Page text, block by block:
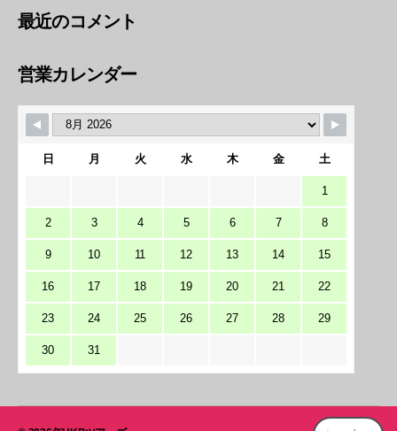
最近のコメント
営業カレンダー
日 月 火 水 木 金 土
1
2 3 4 5 6 7 8
9 10 11 12 13 14 15
16 17 18 19 20 21 22
23 24 25 26 27 28 29
30 31